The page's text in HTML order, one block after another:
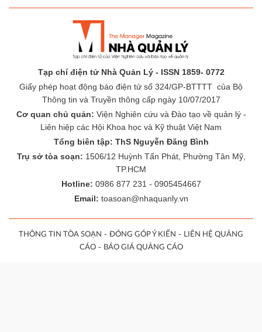
Tạp chí điện tử Nhà Quản Lý - ISSN 1859- 0772
Giấy phép hoạt động báo điện tử số 324/GP-BTTTT của Bộ
Thông tin và Truyền thông cấp ngày 10/07/2017
Cơ quan chủ quản: Viện Nghiên cứu và Đào tạo về quản lý -
Liên hiệp các Hội Khoa học và Kỹ thuật Việt Nam
Tổng biên tập: ThS Nguyễn Đăng Bình
Trụ sở tòa soạn: 1506/12 Huỳnh Tấn Phát, Phường Tân Mỹ,
TP.HCM
Hotline: 0986 877 231 - 0905454667
Email: toasoan@nhaquanly.vn
THÔNG TIN TÒA SOẠN - ĐÓNG GÓP Ý KIẾN - LIÊN HỆ QUẢNG
CÁO- BÁO GIÁ QUẢNG CÁO